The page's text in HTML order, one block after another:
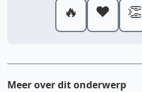
🔥 ❤️ 👏
Meer over dit onderwerp